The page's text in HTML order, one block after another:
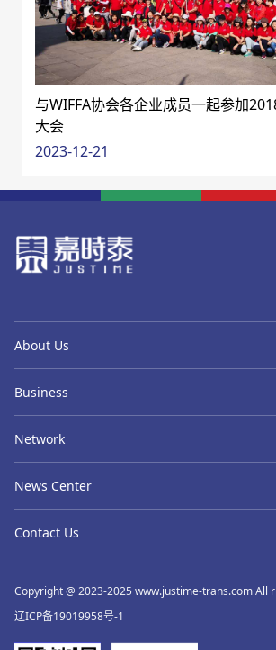
与WIFFA协会各企业成员一起参加
大会
2023-12-21
About Us
Business
Network
News Center
Contact Us
Copyright @ 2023-2025 www.justime-trans.com All
辽ICP备19019958号-1